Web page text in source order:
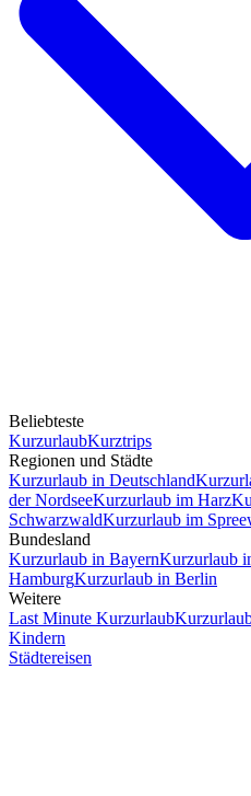
Beliebteste
KurzurlaubKurztrips
Regionen und Städte
Kurzurlaub in Deutschland
der NordseeKurzurlaub im Harz
SchwarzwaldKurzurlaub im
Bundesland
Kurzurlaub in BayernKurzurlaub
HamburgKurzurlaub in Berlin
Weitere
Last Minute Kurzurlaub
Kindern
Städtereisen